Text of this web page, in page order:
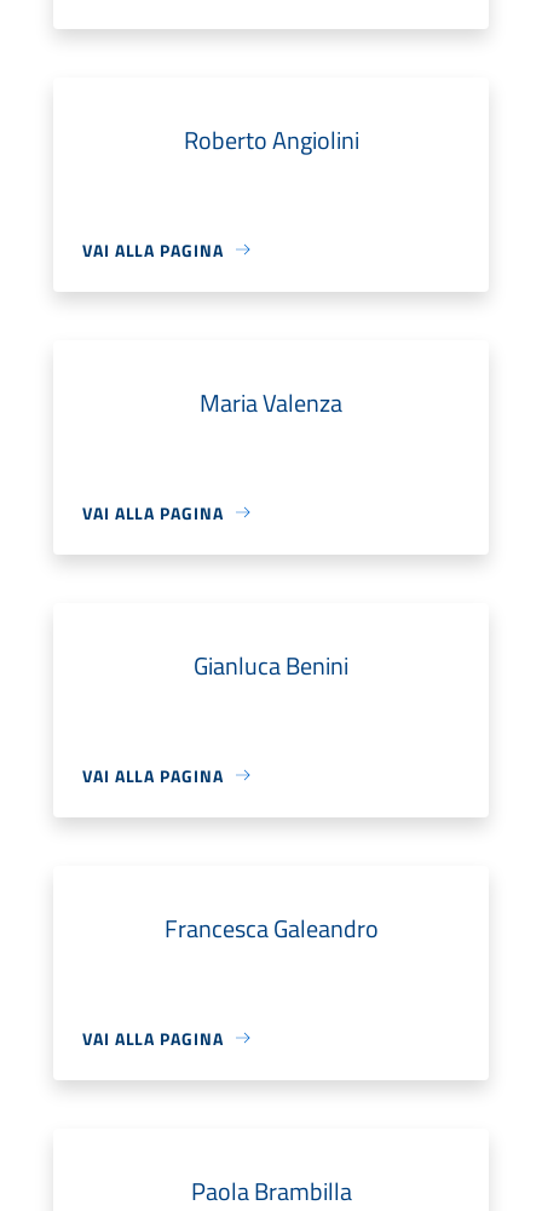
Roberto Angiolini
VAI ALLA PAGINA
Maria Valenza
VAI ALLA PAGINA
Gianluca Benini
VAI ALLA PAGINA
Francesca Galeandro
VAI ALLA PAGINA
Paola Brambilla